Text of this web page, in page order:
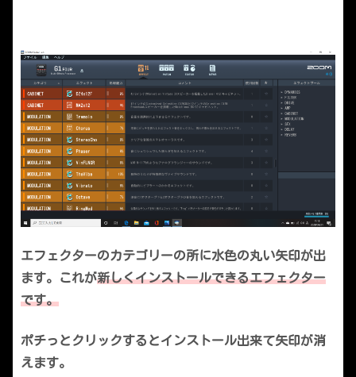
エフェクターのカテゴリーの所に水色の丸い矢印が出
ます。これが新しくインストールできるエフェクター
です。
ポチっとクリックするとインストール出来て矢印が消
えます。